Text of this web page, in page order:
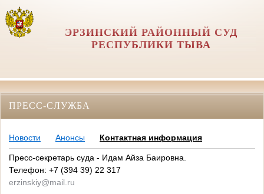
ЭРЗИНСКИЙ РАЙОННЫЙ СУД
РЕСПУБЛИКИ ТЫВА
ПРЕСС-СЛУЖБА
Новости Анонсы Контактная информация
Пресс-секретарь суда - Идам Айза Баировна.
Телефон: +7 (394 39) 22 317
erzinskiy@mail.ru